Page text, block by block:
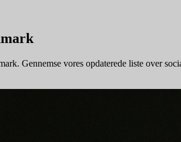
Gennemse vores opdaterede liste over